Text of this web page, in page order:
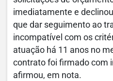
imediatamente e
que dar seguimento ao
incompatível com os
atuação há 11 anos no
contrato foi firmado com
afirmou, em nota.